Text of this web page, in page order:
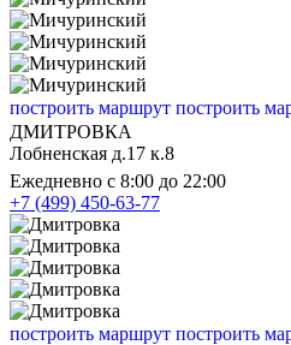
построить маршрут построить
ДМИТРОВКА
Лобненская д.17 к.8
Ежедневно с 8:00 до 22:00
+7 (499) 450-63-77
построить маршрут построить